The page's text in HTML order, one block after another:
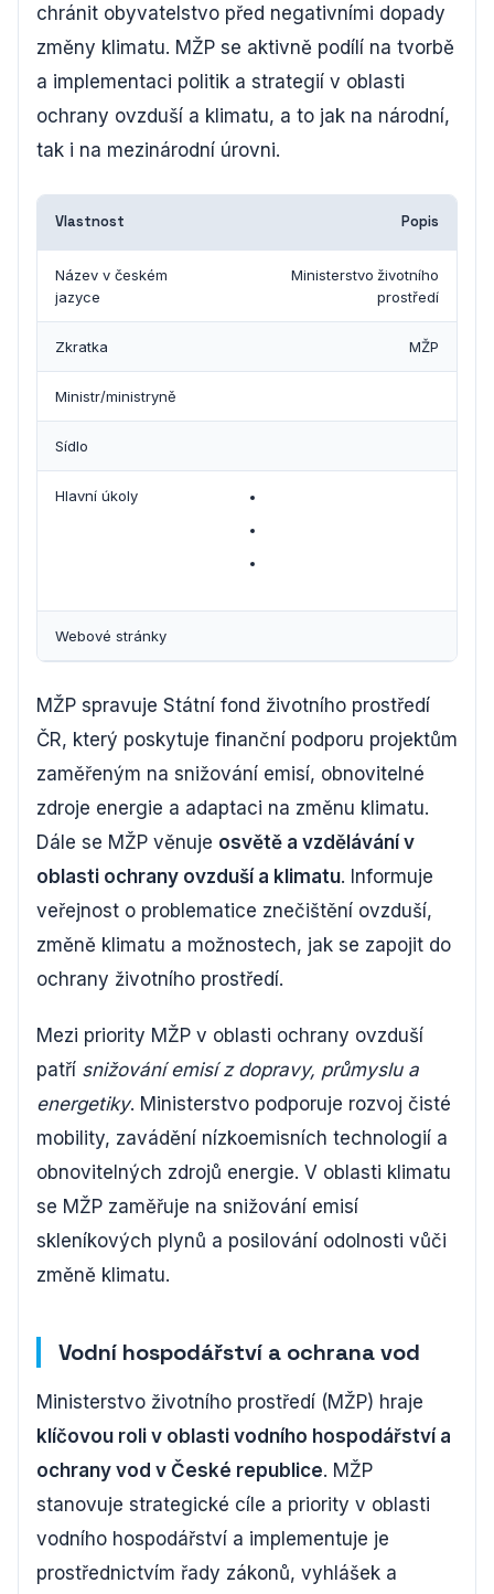
chránit obyvatelstvo před negativními dopady
změny klimatu. MŽP se aktivně podílí na tvorbě
a implementaci politik a strategií v oblasti
ochrany ovzduší a klimatu, a to jak na národní,
tak i na mezinárodní úrovni.
Vlastnost Popis
Název v českém
jazyce
Ministerstvo životního
prostředí
Zkratka MŽP
Ministr/ministryně
Sídlo
Hlavní úkoly
Webové stránky
MŽP spravuje Státní fond životního prostředí
ČR, který poskytuje finanční podporu projektům
zaměřeným na snižování emisí, obnovitelné
zdroje energie a adaptaci na změnu klimatu.
Dále se MŽP věnuje osvětě a vzdělávání v
oblasti ochrany ovzduší a klimatu. Informuje
veřejnost o problematice znečištění ovzduší,
změně klimatu a možnostech, jak se zapojit do
ochrany životního prostředí.
Mezi priority MŽP v oblasti ochrany ovzduší
patří snižování emisí z dopravy, průmyslu a
energetiky. Ministerstvo podporuje rozvoj čisté
mobility, zavádění nízkoemisních technologií a
obnovitelných zdrojů energie. V oblasti klimatu
se MŽP zaměřuje na snižování emisí
skleníkových plynů a posilování odolnosti vůči
změně klimatu.
Vodní hospodářství a ochrana vod
Ministerstvo životního prostředí (MŽP) hraje
klíčovou roli v oblasti vodního hospodářství a
ochrany vod v České republice. MŽP
stanovuje strategické cíle a priority v oblasti
vodního hospodářství a implementuje je
prostřednictvím řady zákonů, vyhlášek a